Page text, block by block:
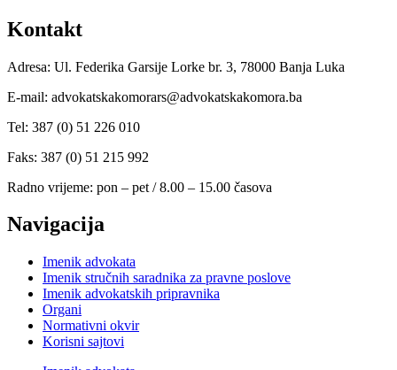
Kontakt
Adresa: Ul. Federika Garsije Lorke br. 3, 78000 Banja Luka
E-mail: advokatskakomorars@advokatskakomora.ba
Tel: 387 (0) 51 226 010
Faks: 387 (0) 51 215 992
Radno vrijeme: pon – pet / 8.00 – 15.00 časova
Navigacija
Imenik advokata
Imenik stručnih saradnika za pravne poslove
Imenik advokatskih pripravnika
Organi
Normativni okvir
Korisni sajtovi